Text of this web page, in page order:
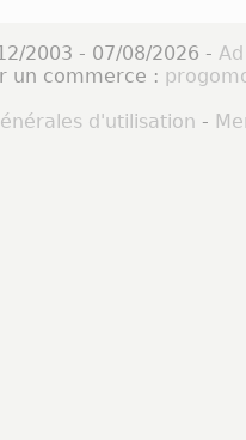
2003 - 07/08/2026 -
un commerce :
d'utilisation -